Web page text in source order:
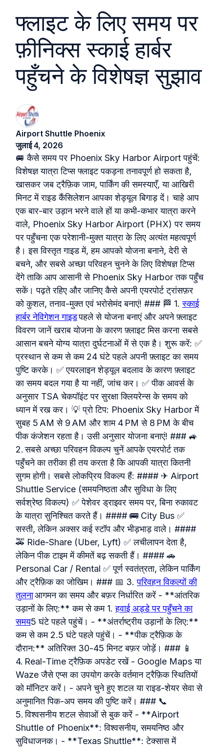
फ्लाइट के लिए समय पर
फ़ीनिक्स स्काई हार्बर
पहुँचने के विशेषज्ञ सुझाव
Airport Shuttle Phoenix
जुलाई 4, 2026
🚐 कैसे समय पर Phoenix Sky Harbor Airport पहुंचें:
विशेषज्ञ यात्रा टिप्स फ्लाइट पकड़ना तनावपूर्ण हो सकता है,
खासकर जब ट्रैफ़िक जाम, पार्किंग की समस्याएँ, या आखिरी
मिनट में राइड कैंसिलेशन आपका शेड्यूल बिगाड़ दें। चाहे आप
एक बार-बार उड़ान भरने वाले हों या कभी-कभार यात्रा करने
वाले, Phoenix Sky Harbor Airport (PHX) पर समय
पर पहुँचना एक परेशानी‑मुक्त यात्रा के लिए अत्यंत महत्वपूर्ण
है। इस विस्तृत गाइड में, हम आपको योजना बनाने, देरी से
बचने, और सबसे अच्छा परिवहन चुनने के लिए विशेषज्ञ टिप्स
देंगे ताकि आप आसानी से Phoenix Sky Harbor तक पहुँच
सकें। पढ़ते रहिए और जानिए कैसे अपनी एयरपोर्ट ट्रांसफ़र
को कुशल, तनाव‑मुक्त एवं भरोसेमंद बनाएं! ### 🏁 1.स्काई
हार्बर नेविगेशन गाइडपहले से योजना बनाएं और अपने फ़्लाइट
विवरण जानें खराब योजना के कारण फ़्लाइट मिस करना सबसे
आसान बचने योग्य यात्रा दुर्घटनाओं में से एक है। शुरू करें: ✅
प्रस्थान से कम से कम 24 घंटे पहले अपनी फ़्लाइट का समय
पुष्टि करके। ✅ एयरलाइन शेड्यूल बदलाव के कारण फ़्लाइट
का समय बदल गया है या नहीं, जांच कर। ✅ पीक आवर्स के
अनुसार TSA चेकपॉइंट पर सुरक्षा क्लियरेन्स के समय को
ध्यान में रख कर। 💡 प्रो टिप: Phoenix Sky Harbor में
सुबह 5 AM से 9 AM और शाम 4 PM से 8 PM के बीच
पीक कंजेशन रहता है। उसी अनुसार योजना बनाएं! ### 🚙
2. सबसे अच्छा परिवहन विकल्प चुनें आपके एयरपोर्ट तक
पहुँचने का तरीका ही तय करता है कि आपकी यात्रा कितनी
सुगम होगी। सबसे लोकप्रिय विकल्प हैं: #### ✈ Airport
Shuttle Service (समयनिष्ठता और सुविधा के लिए
सर्वश्रेष्ठ विकल्प) ✅ पेशेवर ड्राइवर समय पर, बिना रुकावट
के यात्रा सुनिश्चित करते हैं। #### 🚌 City Bus ✅
सस्ती, लेकिन अक्सर कई स्टॉप और भीड़भाड़ वाले। ####
🚕 Ride‑Share (Uber, Lyft) ✅ लचीलापन देता है,
लेकिन पीक टाइम में कीमतें बढ़ सकती हैं। #### 🚗
Personal Car / Rental ✅ पूर्ण स्वतंत्रता, लेकिन पार्किंग
और ट्रैफ़िक का जोखिम। ### 📅 3.परिवहन विकल्पों की
तुलनाआगमन का समय और बफ़र निर्धारित करें - **आंतरिक
उड़ानों के लिए:** कम से कम 1.हवाई अड्डे पर पहुँचने का
समय5 घंटे पहले पहुंचें। - **अंतर्राष्ट्रीय उड़ानों के लिए:**
कम से कम 2.5 घंटे पहले पहुंचें। - **पीक ट्रैफ़िक के
दौरान:** अतिरिक्त 30‑45 मिनट बफ़र जोड़ें। ### 📱
4. Real‑Time ट्रैफ़िक अपडेट रखें - Google Maps या
Waze जैसे एप्स का उपयोग करके वर्तमान ट्रैफ़िक स्थितियों
को मॉनिटर करें। - अपने चुने हुए शटल या राइड‑शेयर सेवा से
अनुमानित पिक‑अप समय की पुष्टि करें। ### 📞
5. विश्वसनीय शटल सेवाओं से बुक करें - **Airport
Shuttle of Phoenix**: विश्वसनीय, समयनिष्ठ और
सुविधाजनक। - **Texas Shuttle**: टेक्सास में